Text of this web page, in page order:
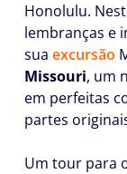
Honolulu.
lembranças e
sua excursão
Missouri, um
em perfeitas
partes
Um tour para